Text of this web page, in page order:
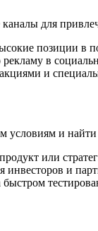
для
позиции в
в
и
условиям и
или
инвесторов и